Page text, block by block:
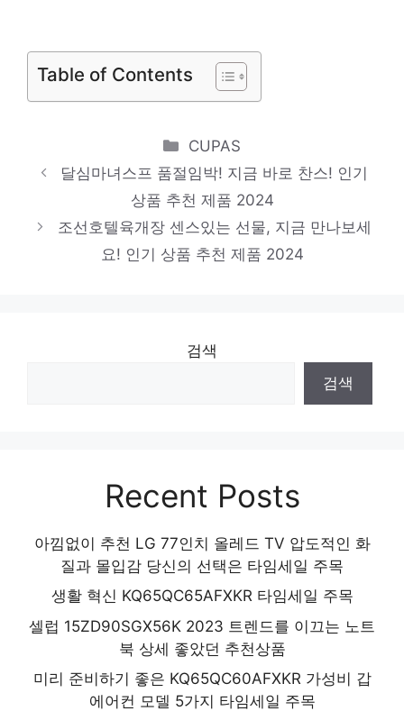
품 2024
저탄고지도시락
제한된 시간, 무한한 가치 인기 상품 추천 제
품 2024
천하일미꿔바로우
지금이 아니면 못 사요! 인기 상품 추천 제품
2024
Table of Contents
Categories
CUPAS
달심마녀스프 품절임박! 지금 바로 찬스! 인기
상품 추천 제품 2024
조선호텔육개장 센스있는 선물, 지금 만나보세
요! 인기 상품 추천 제품 2024
검색
검색
Recent Posts
아낌없이 추천 LG 77인치 올레드 TV 압도적인 화
질과 몰입감 당신의 선택은 타임세일 주목
생활 혁신 KQ65QC65AFXKR 타임세일 주목
셀럽 15ZD90SGX56K 2023 트렌드를 이끄는 노트
북 상세 좋았던 추천상품
미리 준비하기 좋은 KQ65QC60AFXKR 가성비 갑
에어컨 모델 5가지 타임세일 주목